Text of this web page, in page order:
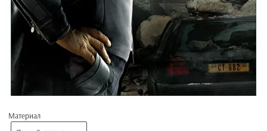
Материал